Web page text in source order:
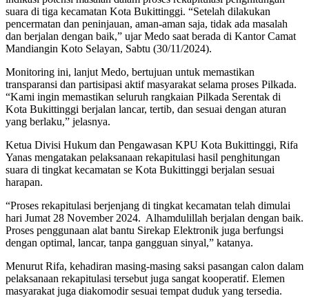
suara di tiga kecamatan Kota Bukittinggi. “Setelah dilakukan
pencermatan dan peninjauan, aman-aman saja, tidak ada masalah
dan berjalan dengan baik,” ujar Medo saat berada di Kantor Camat
Mandiangin Koto Selayan, Sabtu (30/11/2024).
Monitoring ini, lanjut Medo, bertujuan untuk memastikan
transparansi dan partisipasi aktif masyarakat selama proses Pilkada.
“Kami ingin memastikan seluruh rangkaian Pilkada Serentak di
Kota Bukittinggi berjalan lancar, tertib, dan sesuai dengan aturan
yang berlaku,” jelasnya.
Ketua Divisi Hukum dan Pengawasan KPU Kota Bukittinggi, Rifa
Yanas mengatakan pelaksanaan rekapitulasi hasil penghitungan
suara di tingkat kecamatan se Kota Bukittinggi berjalan sesuai
harapan.
“Proses rekapitulasi berjenjang di tingkat kecamatan telah dimulai
hari Jumat 28 November 2024. Alhamdulillah berjalan dengan baik.
Proses penggunaan alat bantu Sirekap Elektronik juga berfungsi
dengan optimal, lancar, tanpa gangguan sinyal,” katanya.
Menurut Rifa, kehadiran masing-masing saksi pasangan calon dalam
pelaksanaan rekapitulasi tersebut juga sangat kooperatif. Elemen
masyarakat juga diakomodir sesuai tempat duduk yang tersedia.